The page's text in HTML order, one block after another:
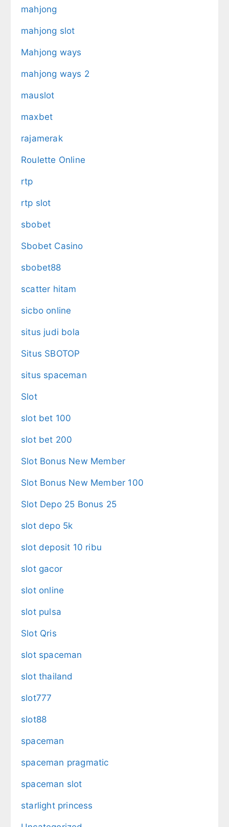
mahjong
mahjong slot
Mahjong ways
mahjong ways 2
mauslot
maxbet
rajamerak
Roulette Online
rtp
rtp slot
sbobet
Sbobet Casino
sbobet88
scatter hitam
sicbo online
situs judi bola
Situs SBOTOP
situs spaceman
Slot
slot bet 100
slot bet 200
Slot Bonus New Member
Slot Bonus New Member 100
Slot Depo 25 Bonus 25
slot depo 5k
slot deposit 10 ribu
slot gacor
slot online
slot pulsa
Slot Qris
slot spaceman
slot thailand
slot777
slot88
spaceman
spaceman pragmatic
spaceman slot
starlight princess